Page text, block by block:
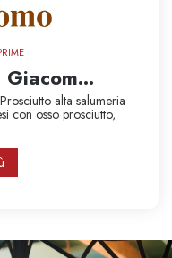
Prosciutto alta salumeria
con osso prosciutto,